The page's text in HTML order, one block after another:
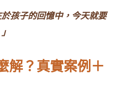
於孩子的回憶中，今天就要
解？真實案例＋